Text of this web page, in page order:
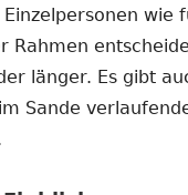
wie
Rahmen
länger. Es gibt
Sande